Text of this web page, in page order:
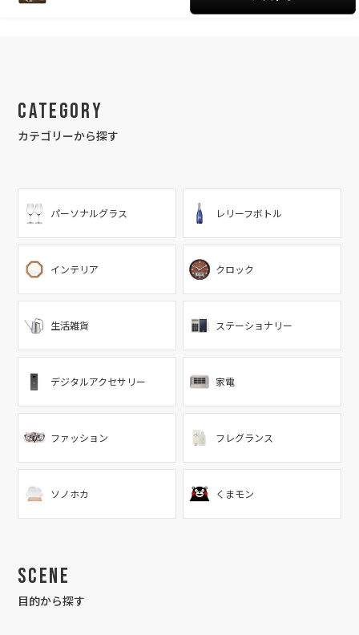
Category
カテゴリーから探す
パーソナルグラス レリーフボトル
インテリア クロック
生活雑貨 ステーショナリー
デジタルアクセサリー 家電
ファッション フレグランス
ソノホカ くまモン
Scene
目的から探す